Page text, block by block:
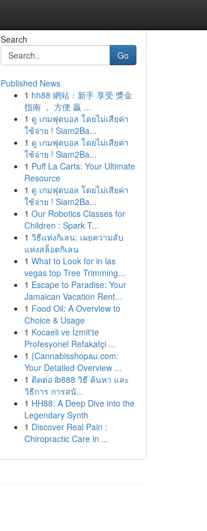
Search
Go
Published News
1 hh88 網站：新手 享受 獎金
指南 ， 方便 贏 ...
1 ดู เกมฟุตบอล โดยไม่เสียค่า
ใช้จ่าย ! Siam2Ba...
1 ดู เกมฟุตบอล โดยไม่เสียค่า
ใช้จ่าย ! Siam2Ba...
1 Puff La Carts: Your Ultimate
Resource
1 ดู เกมฟุตบอล โดยไม่เสียค่า
ใช้จ่าย ! Siam2Ba...
1 Our Robotics Classes for
Children : Spark T...
1 วิธีแห่งกิเลน: เผยความลับ
แห่งสล็อตกิเลน
1 What to Look for in las
vegas top Tree Trimming...
1 Escape to Paradise: Your
Jamaican Vacation Rent...
1 Food Oil: A Overview to
Choice & Usage
1 Kocaeli ve İzmit'te
Profesyonel Refakatçi ...
1 {Cannabisshopau.com:
Your Detailed Overview ...
1 ติดต่อ ib888 วิธี ค้นหา และ
วิธีการ การสนั...
1 HH88: A Deep Dive into the
Legendary Synth
1 Discover Real Pain :
Chiropractic Care in ...